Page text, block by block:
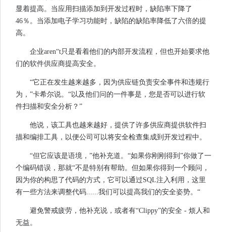
显着提高。当应用扫描添加到开发过程时，缺陷率下降了
46％。当添加电子学习功能时，缺陷的缺陷率降低了六倍的提
高。
企业aren“t只是看着他们的内部开发流程，但也开始要求他
们的软件供应商提高安全。
“它正在发生越来越多，因为供应链负责安全事件和违规行
为，”卡希尔说。“以及他们问的一件事是，您是否可以进行软
件扫描和安全分析？”
他说，该工具也越来越好，提供了许多供应商提供软件扫
描和编排工具，以便公司可以将安全检查集成到开发过程中。
“但它应该是语境，”他补充道。“如果你刚刚得到”你做了一
个编码错误，那就“不是特别有帮助。但如果你得到一个顾问，
因为你的构思了代码的方式，它可以通过SQL注入利用，这里
有一些方法来调整代码......我们可以提高我们的安全姿势。“
避免警戒疲劳，他补充说，或者有“Clippy”的安全 - 烦人和
无益。